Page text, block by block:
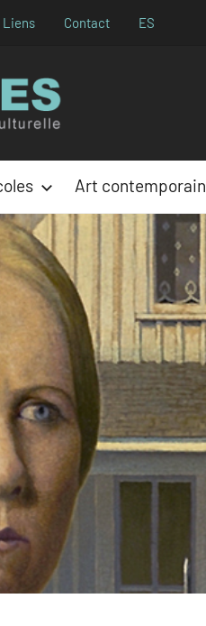
Liens Contact ES
Art contemporain